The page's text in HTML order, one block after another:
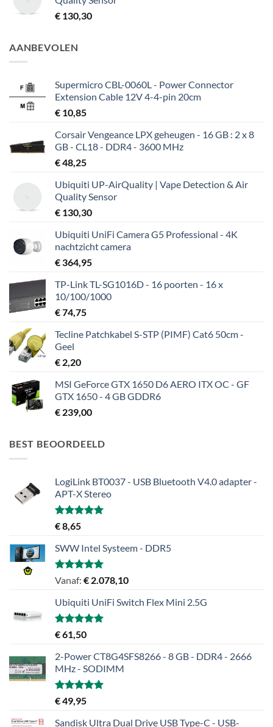
€ 130,30
AANBEVOLEN
Supermicro CBL-0060L - Power Connector
Extension Cable 12V 4-4-pin 20cm
€ 10,85
Corsair Vengeance LPX geheugen - 16 GB : 2 x 8
GB - CL18 - DDR4 - 3600 MHz
€48,25
Ubiquiti UP-AirQuality | Vape Detection & Air
Quality Sensor
€ 130,30
Ubiquiti UniFi Camera G5 Professional - 4K
nachtzicht camera
€ 364,95
TP-Link TL-SG1016D - 16 poorten - 16 x
10/100/1000
€74,75
Tecline Patchkabel S-STP (PIMF) Cat6 50cm -
Geel
€ 2,20
MSI GeForce GTX 1650 D6 AERO ITX OC - GF
GTX 1650 - 4 GB GDDR6
€ 239,00
BEST BEOORDEELD
LogiLink BT0037 - USB Bluetooth V4.0 adapter -
APT-X Stereo
Gewaardeerd
5.00
€8,65
SWW Intel Systeem - DDR5
Gewaardeerd
Vanaf: € 2.078,10
Ubiquiti UniFi Switch Flex Mini 2.5G
Gewaardeerd
uit 5
€61,50
2-Power CT8G4SFS8266 - 8 GB - DDR4 - 2666
MHz - SODIMM
Gewaardeerd
uit 5
€49,95
Sandisk Ultra Dual Drive USB Type-C - USB-